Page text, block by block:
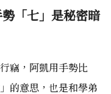
「七」是秘密暗
竊，阿凱用手勢比
的意思，也是和學弟